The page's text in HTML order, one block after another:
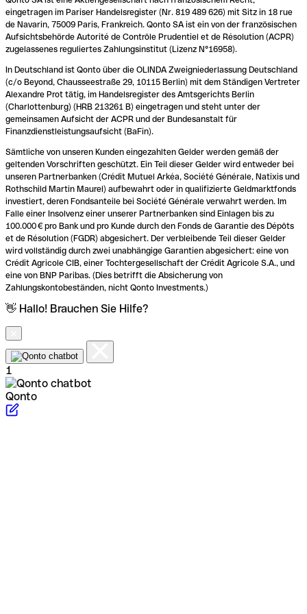
eingetragen im Pariser Handelsregister (Nr. 819 489 626) mit Sitz in 18 rue
de Navarin, 75009 Paris, Frankreich. Qonto SA ist ein von der französischen
Aufsichtsbehörde Autorité de Contrôle Prudentiel et de Résolution (ACPR)
zugelassenes reguliertes Zahlungsinstitut (Lizenz N°16958).
In Deutschland ist Qonto über die OLINDA Zweigniederlassung Deutschland
(c/o Beyond, Chausseestraße 29, 10115 Berlin) mit dem Ständigen Vertreter
Alexandre Prot tätig, im Handelsregister des Amtsgerichts Berlin
(Charlottenburg) (HRB 213261 B) eingetragen und steht unter der
gemeinsamen Aufsicht der ACPR und der Bundesanstalt für
Finanzdienstleistungsaufsicht (BaFin).
Sämtliche von unseren Kunden eingezahlten Gelder werden gemäß der
geltenden Vorschriften geschützt. Ein Teil dieser Gelder wird entweder bei
unseren Partnerbanken (Crédit Mutuel Arkéa, Société Générale, Natixis und
Rothschild Martin Maurel) aufbewahrt oder in qualifizierte Geldmarktfonds
investiert, deren Fondsanteile bei Société Générale verwahrt werden. Im
Falle einer Insolvenz einer unserer Partnerbanken sind Einlagen bis zu
100.000 € pro Bank und pro Kunde durch den Fonds de Garantie des Dépôts
et de Résolution (FGDR) abgesichert. Der verbleibende Teil dieser Gelder
wird vollständig durch zwei unabhängige Garantien abgesichert: eine von
Crédit Agricole CIB, einer Tochtergesellschaft der Crédit Agricole S.A., und
eine von BNP Paribas. (Dies betrifft die Absicherung von
Zahlungskontobeständen, nicht Qonto Investments.)
👋 Hallo! Brauchen Sie Hilfe?
1
Qonto